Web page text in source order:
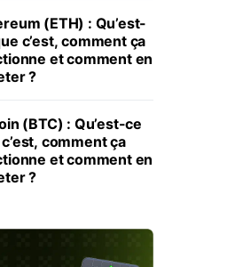
(ETH) : Qu’est-
c’est, comment ça
et comment en
?
(BTC) : Qu’est-ce
comment ça
et comment en
?